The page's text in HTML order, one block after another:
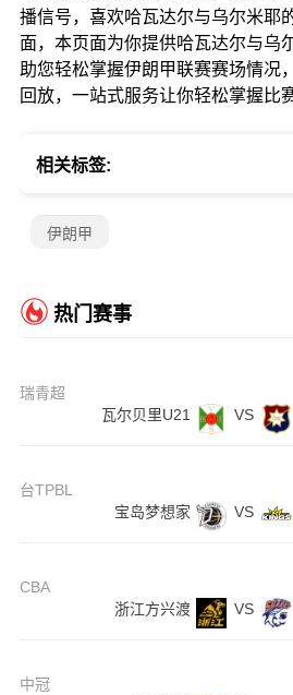
播信号，喜欢哈瓦达尔与乌尔米耶
面，本页面为你提供哈瓦达尔与乌
助您轻松掌握伊朗甲联赛赛场情况
回放，一站式服务让你轻松掌握比
相关标签:
伊朗甲
热门赛事
瑞青超
瓦尔贝里U21
VS
台TPBL
宝岛梦想家
VS
CBA
浙江方兴渡
VS
中冠